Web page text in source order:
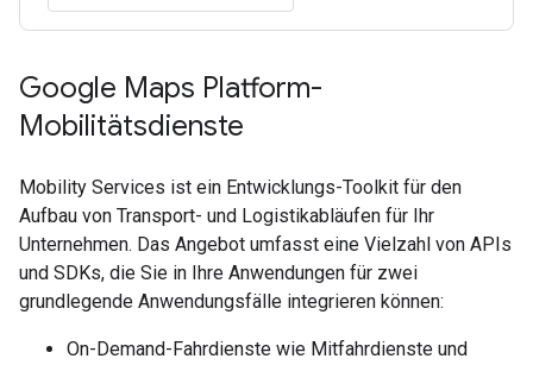
Google Maps Platform-
Mobilitätsdienste
Mobility Services ist ein Entwicklungs-Toolkit für den
Aufbau von Transport- und Logistikabläufen für Ihr
Unternehmen. Das Angebot umfasst eine Vielzahl von APIs
und SDKs, die Sie in Ihre Anwendungen für zwei
grundlegende Anwendungsfälle integrieren können:
On-Demand-Fahrdienste wie Mitfahrdienste und